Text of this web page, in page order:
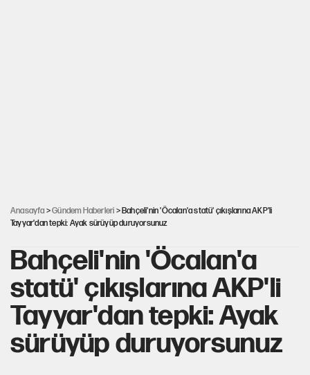
Anasayfa >Gündem Haberleri > Bahçeli'nin 'Öcalan'a statü' çıkışlarına AKP'li
Tayyar'dan tepki: Ayak sürüyüp duruyorsunuz
Bahçeli'nin 'Öcalan'a
statü' çıkışlarına AKP'li
Tayyar'dan tepki: Ayak
sürüyüp duruyorsunuz